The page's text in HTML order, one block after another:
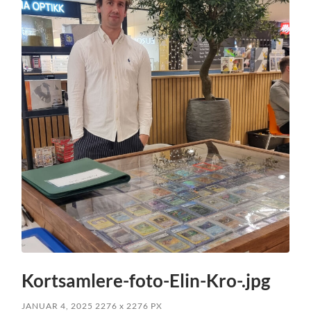
Kortsamlere-foto-Elin-Kro-.jpg
JANUAR 4, 2025 2276x 2276 PX